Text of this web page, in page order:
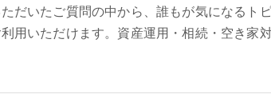
だいたご質問の中から、誰もが気になるト
いただけます。資産運用・相続・空き家